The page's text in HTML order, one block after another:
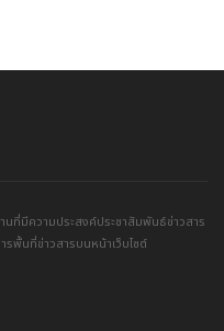
ที่มีความประสงค์ประชาสัมพันธ์ข่าวสาร
รพื้นที่ข่าวสารบนหน้าเว็บไซต์